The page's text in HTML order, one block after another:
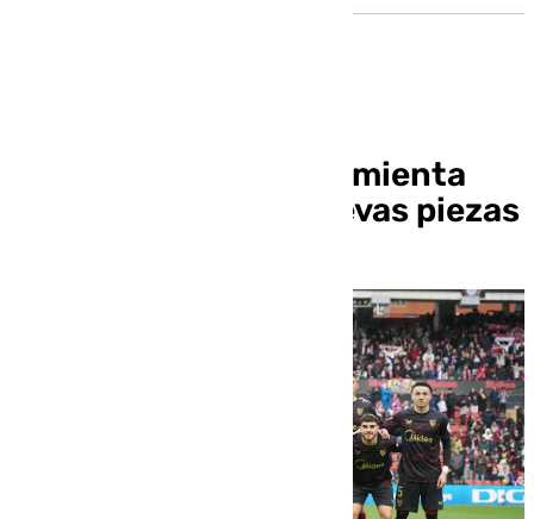
Dilema para García Pimienta
con el regreso de nuevas piezas